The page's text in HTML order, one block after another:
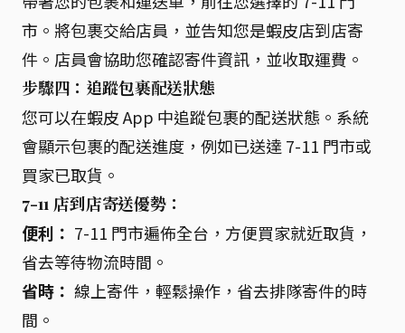
市。將包裹交給店員，並告知您是蝦皮店到店寄
件。店員會協助您確認寄件資訊，並收取運費。
步驟四：追蹤包裹配送狀態
您可以在蝦皮 App 中追蹤包裹的配送狀態。系統
會顯示包裹的配送進度，例如已送達 7-11 門市或
買家已取貨。
7-11 店到店寄送優勢：
便利： 7-11 門市遍佈全台，方便買家就近取貨，
省去等待物流時間。
省時： 線上寄件，輕鬆操作，省去排隊寄件的時
間。